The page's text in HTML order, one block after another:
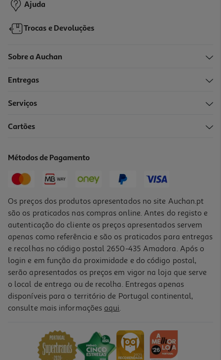
Ajuda
Trocas e Devoluções
Sobre a Auchan
Entregas
Serviços
Cartões
Métodos de Pagamento
Os preços dos produtos apresentados no site Auchan.pt
são os praticados nas compras online. Antes do registo e
autenticação do cliente os preços apresentados servem
apenas como referência e são os praticados para entregas
e recolhas no código postal 2650-435 Amadora. Após o
login e em função da proximidade e do código postal,
serão apresentados os preços em vigor na loja que serve
o local de entrega ou de recolha. Entregas apenas
disponíveis para o território de Portugal continental,
consulte mais informações aqui.